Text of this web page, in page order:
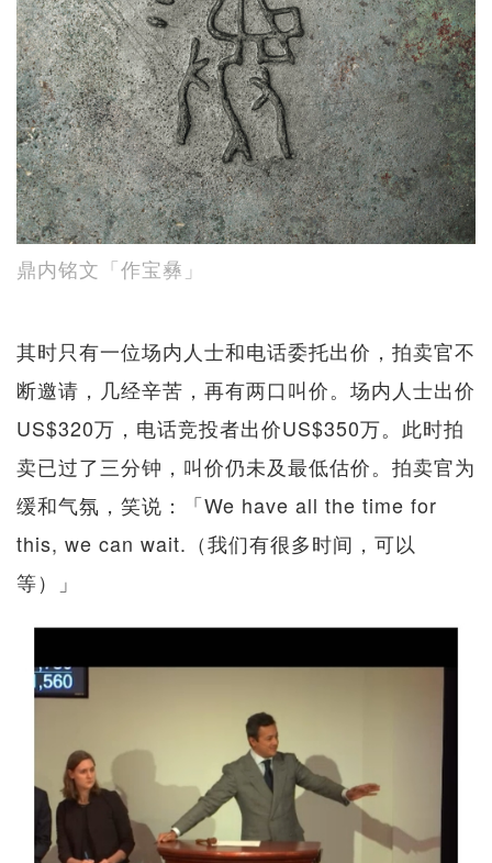
鼎内铭文「作宝彝」
其时只有一位场内人士和电话委托出价，拍卖官不
断邀请，几经辛苦，再有两口叫价。场内人士出价
US$320万，电话竞投者出价US$350万。此时拍
卖已过了三分钟，叫价仍未及最低估价。拍卖官为
缓和气氛，笑说：「We have all the time for
this, we can wait.（我们有很多时间，可以
等）」